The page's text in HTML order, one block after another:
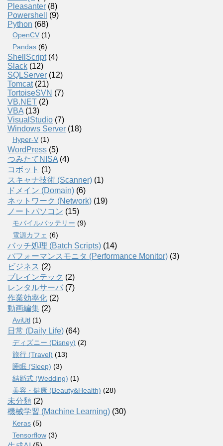
Pleasanter (8)
Powershell
(9)
Python (68)
OpenCV (1)
Pandas (6)
ShellScript(4)
Slack (12)
SQLServer (12)
Tomcat(21)
TortoiseSVN (7)
VB.NET (2)
VBA(13)
VisualStudio (7)
Windows Server (18)
Hyper-V (1)
WordPress (5)
つみたてNISA(4)
コボット (1)
スキャナ技術 (Scanner) (1)
ドメイン (Domain) (6)
ネットワーク (Network) (19)
ノートパソコン (15)
モバイルバッテリー (9)
電源カフェ (6)
バッチ処理 (Batch Scripts) (14)
パフォーマンスモニタ (Performance Monitor) (3)
ビジネス (2)
ブレインテック (2)
レンタルサーバ (7)
作業効率化 (2)
動画編集 (2)
AviUtl (1)
日常 (Daily Life) (64)
ディズニー (Disney) (2)
旅行 (Travel) (13)
睡眠 (Sleep) (3)
結婚式 (Wedding) (1)
美容・健康 (Beauty&Health) (28)
未分類 (2)
機械学習 (Machine Learning) (30)
Keras (5)
Tensorflow (3)